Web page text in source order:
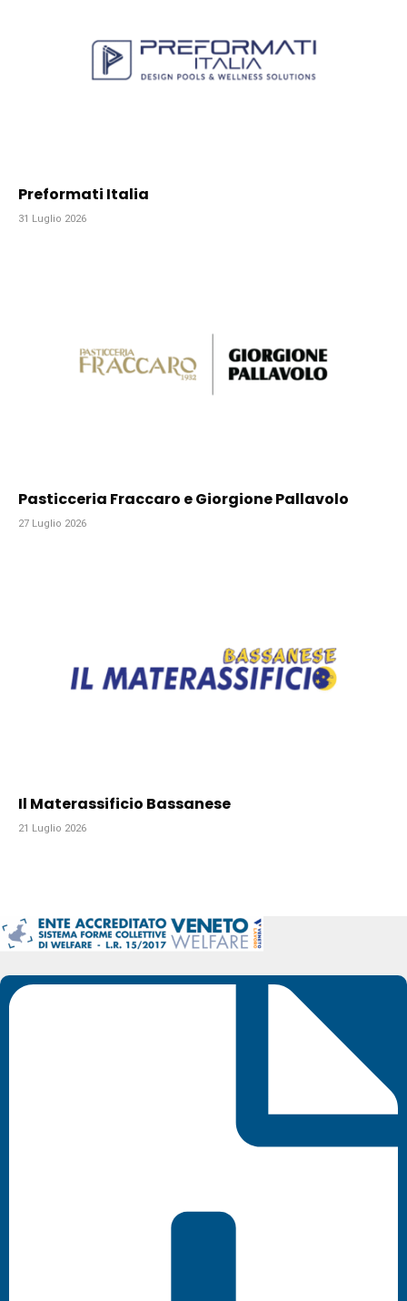
Preformati Italia
31 Luglio 2026
Pasticceria Fraccaro e Giorgione Pallavolo
27 Luglio 2026
Il Materassificio Bassanese
21 Luglio 2026